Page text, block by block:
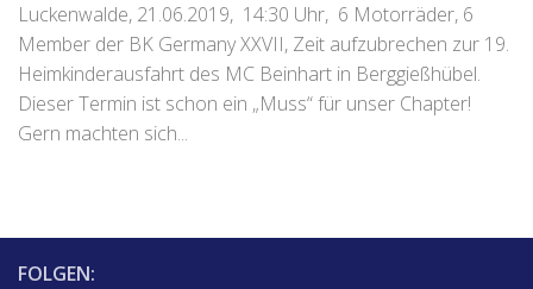
Luckenwalde, 21.06.2019, 14:30 Uhr, 6 Motorräder, 6
Member der BK Germany XXVII, Zeit aufzubrechen zur 19.
Heimkinderausfahrt des MC Beinhart in Berggießhübel.
Dieser Termin ist schon ein „Muss“ für unser Chapter!
Gern machten sich...
FOLGEN: